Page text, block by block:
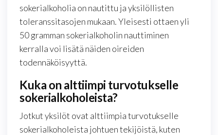
sokerialkoholia on nautittu ja yksilöllisten
toleranssitasojen mukaan. Yleisesti ottaen yli
50 gramman sokerialkoholin nauttiminen
kerralla voi lisätä näiden oireiden
todennäköisyyttä.
Kuka on alttiimpi turvotukselle
sokerialkoholeista?
Jotkut yksilöt ovat alttiimpia turvotukselle
sokerialkoholeista johtuen tekijöistä, kuten